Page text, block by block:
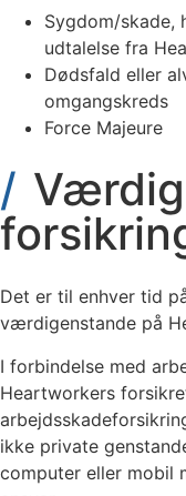
Sygdom/
udtalelse fra
Dødsfald eller
omgangskreds
Force Majeure
Det er til enhver tid
værdigenstande på
I forbindelse med
Heartworkers
ikke private
computer eller mobil